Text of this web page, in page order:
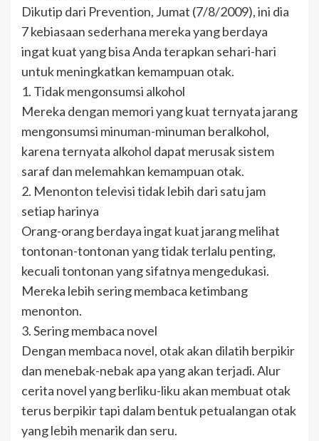
Dikutip dari Prevention, Jumat (7/8/2009), ini dia
7 kebiasaan sederhana mereka yang berdaya
ingat kuat yang bisa Anda terapkan sehari-hari
untuk meningkatkan kemampuan otak.
1. Tidak mengonsumsi alkohol
Mereka dengan memori yang kuat ternyata jarang
mengonsumsi minuman-minuman beralkohol,
karena ternyata alkohol dapat merusak sistem
saraf dan melemahkan kemampuan otak.
2. Menonton televisi tidak lebih dari satu jam
setiap harinya
Orang-orang berdaya ingat kuat jarang melihat
tontonan-tontonan yang tidak terlalu penting,
kecuali tontonan yang sifatnya mengedukasi.
Mereka lebih sering membaca ketimbang
menonton.
3. Sering membaca novel
Dengan membaca novel, otak akan dilatih berpikir
dan menebak-nebak apa yang akan terjadi. Alur
cerita novel yang berliku-liku akan membuat otak
terus berpikir tapi dalam bentuk petualangan otak
yang lebih menarik dan seru.